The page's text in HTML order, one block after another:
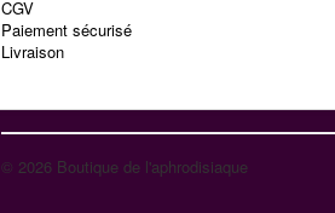
CGV
Paiement sécurisé
Livraison
© 2026 Boutique de l'aphrodisiaque